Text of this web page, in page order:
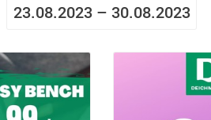
23.08.2023 – 30.08.2023